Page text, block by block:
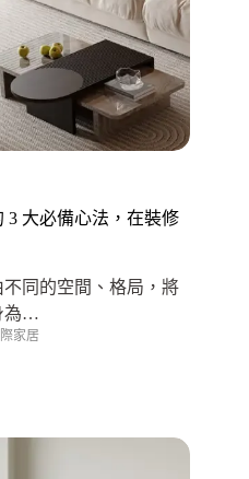
3 大必備心法，在裝修
同的空間、格局，將
為…
家居